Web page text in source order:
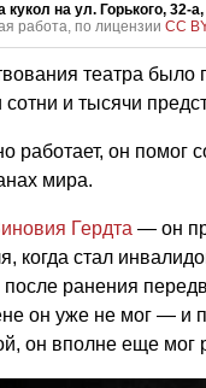
на ул. Горького, 32-а,
работа, по лицензии CC
театра было
и тысячи
работает, он
мира.
Гердта — он
когда стал
ранения
он уже не мог — и
он вполне еще мог